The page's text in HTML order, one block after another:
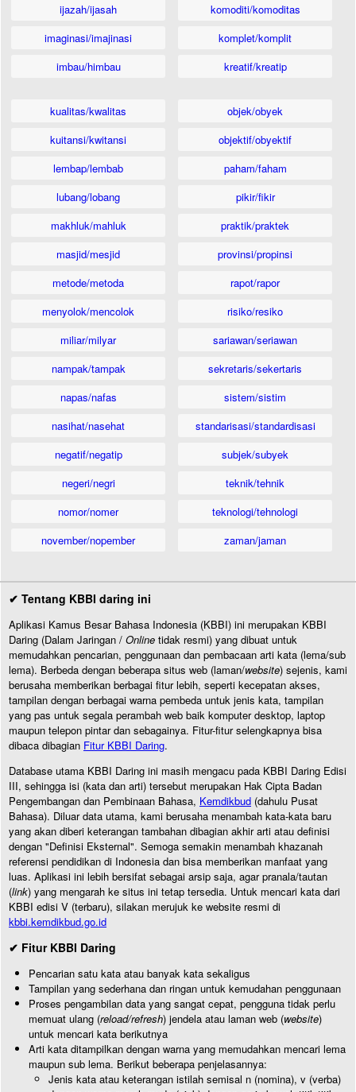
ijazah/ijasah
imaginasi/imajinasi
imbau/himbau
komoditi/komoditas
komplet/komplit
kreatif/kreatip
kualitas/kwalitas
kuitansi/kwitansi
lembap/lembab
lubang/lobang
makhluk/mahluk
masjid/mesjid
metode/metoda
menyolok/mencolok
miliar/milyar
nampak/tampak
napas/nafas
nasihat/nasehat
negatif/negatip
negeri/negri
nomor/nomer
november/nopember
objek/obyek
objektif/obyektif
paham/faham
pikir/fikir
praktik/praktek
provinsi/propinsi
rapot/rapor
risiko/resiko
sariawan/seriawan
sekretaris/sekertaris
sistem/sistim
standarisasi/standardisasi
subjek/subyek
teknik/tehnik
teknologi/tehnologi
zaman/jaman
✔ Tentang KBBI daring ini
Aplikasi Kamus Besar Bahasa Indonesia (KBBI) ini merupakan KBBI
Daring (Dalam Jaringan / Online tidak resmi) yang dibuat untuk
memudahkan pencarian, penggunaan dan pembacaan arti kata (lema/sub
lema). Berbeda dengan beberapa situs web (laman/website) sejenis, kami
berusaha memberikan berbagai fitur lebih, seperti kecepatan akses,
tampilan dengan berbagai warna pembeda untuk jenis kata, tampilan
yang pas untuk segala perambah web baik komputer desktop, laptop
maupun telepon pintar dan sebagainya. Fitur-fitur selengkapnya bisa
dibaca dibagian Fitur KBBI Daring.
Database utama KBBI Daring ini masih mengacu pada KBBI Daring Edisi
III, sehingga isi (kata dan arti) tersebut merupakan Hak Cipta Badan
Pengembangan dan Pembinaan Bahasa, Kemdikbud (dahulu Pusat
Bahasa). Diluar data utama, kami berusaha menambah kata-kata baru
yang akan diberi keterangan tambahan dibagian akhir arti atau definisi
dengan "Definisi Eksternal". Semoga semakin menambah khazanah
referensi pendidikan di Indonesia dan bisa memberikan manfaat yang
luas. Aplikasi ini lebih bersifat sebagai arsip saja, agar pranala/tautan
(link) yang mengarah ke situs ini tetap tersedia. Untuk mencari kata dari
KBBI edisi V (terbaru), silakan merujuk ke website resmi di
kbbi.kemdikbud.go.id
✔ Fitur KBBI Daring
Pencarian satu kata atau banyak kata sekaligus
Tampilan yang sederhana dan ringan untuk kemudahan penggunaan
Proses pengambilan data yang sangat cepat, pengguna tidak perlu
memuat ulang (reload/refresh) jendela atau laman web (website)
untuk mencari kata berikutnya
Arti kata ditampilkan dengan warna yang memudahkan mencari lema
maupun sub lema. Berikut beberapa penjelasannya:
Jenis kata atau keterangan istilah semisal n (nomina), v (verba)